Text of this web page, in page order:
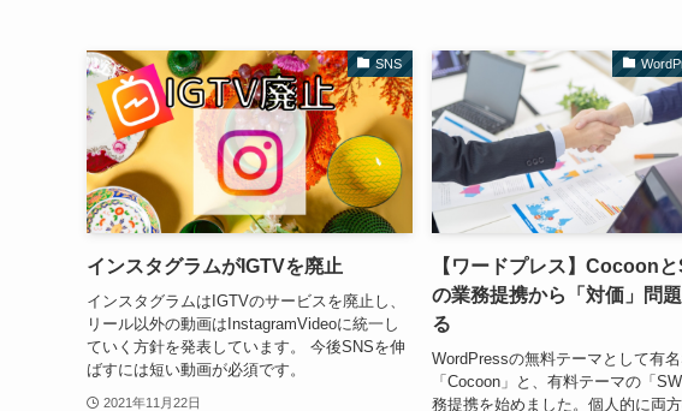
SNS
インスタグラムがIGTVを廃止
インスタグラムはIGTVのサービスを廃止し、
リール以外の動画はInstagramVideoに統一し
ていく方針を発表しています。 今後SNSを伸
ばすには短い動画が必須です。
2021年11月22日
【ワードプレス】Cocoon
の業務提携から「対価」問
る
WordPressの無料テーマとして有
「Cocoon」と、有料テーマの「
務提携を始めました。個人的に両